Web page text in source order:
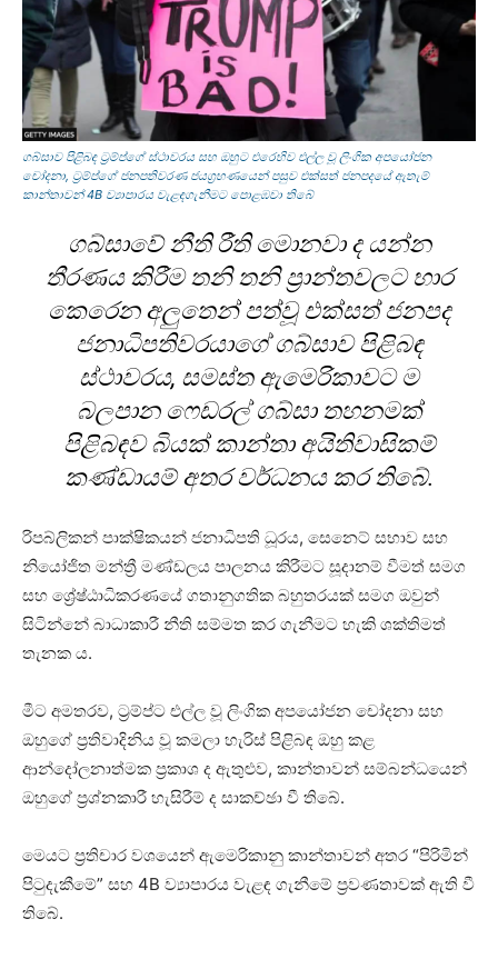
ගබ්සාව පිළිබඳ ට්‍රම්ප්ගේ ස්ථාවරය සහ ඔහුට එරෙහිව එල්ල වූ ලිංගික අපයෝජන
චෝදනා, ට්‍රම්ප්ගේ ජනපතිවරණ ජයග්‍රහණයෙන් පසුව එක්සත් ජනපදයේ ඇතැම්
කාන්තාවන් 4B ව්‍යාපාරය වැළඳගැනීමට පොළඹවා තිබේ
ගබ්සාවේ නීති රීති මොනවා ද යන්න
තීරණය කිරීම තනි තනි ප්‍රාන්තවලට භාර
කෙරෙන අලුතෙන් පත්වූ එක්සත් ජනපද
ජනාධිපතිවරයාගේ ගබ්සාව පිළිබඳ
ස්ථාවරය, සමස්ත ඇමෙරිකාවට ම
බලපාන ෆෙඩරල් ගබ්සා තහනමක්
පිළිබඳව බියක් කාන්තා අයිතිවාසිකම්
කණ්ඩායම් අතර වර්ධනය කර තිබේ.
රිපබ්ලිකන් පාක්ෂිකයන් ජනාධිපති ධූරය, සෙනෙට් සභාව සහ
නියෝජිත මන්ත්‍රී මණ්ඩලය පාලනය කිරීමට සූදානම් වීමත් සමග
සහ ශ්‍රේෂ්ඨාධිකරණයේ ගතානුගතික බහුතරයක් සමග ඔවුන්
සිටින්නේ බාධාකාරී නීති සම්මත කර ගැනීමට හැකි ශක්තිමත්
තැනක ය.
මීට අමතරව, ට්‍රම්ප්ට එල්ල වූ ලිංගික අපයෝජන චෝදනා සහ
ඔහුගේ ප්‍රතිවාදිනිය වූ කමලා හැරිස් පිළිබඳ ඔහු කළ
ආන්දෝලනාත්මක ප්‍රකාශ ද ඇතුළුව, කාන්තාවන් සම්බන්ධයෙන්
ඔහුගේ ප්‍රශ්නකාරී හැසිරීම් ද සාකච්ඡා වී තිබේ.
මෙයට ප්‍රතිචාර වශයෙන් ඇමෙරිකානු කාන්තාවන් අතර “පිරිමින්
පිටුදැකීමේ” සහ 4B ව්‍යාපාරය වැළඳ ගැනීමේ ප්‍රවණතාවක් ඇති වී
තිබේ.